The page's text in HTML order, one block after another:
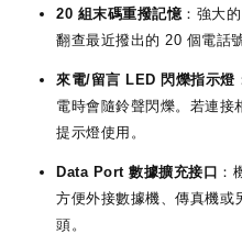
20 組末碼重撥記憶 ：強大
翻查最近撥出的 20 個電話
來電/留言 LED 閃爍指示燈
電時會隨鈴聲閃爍。若連接
提示燈使用。
Data Port 數據擴充接口 ：
方便外接數據機、傳真機或
頭。